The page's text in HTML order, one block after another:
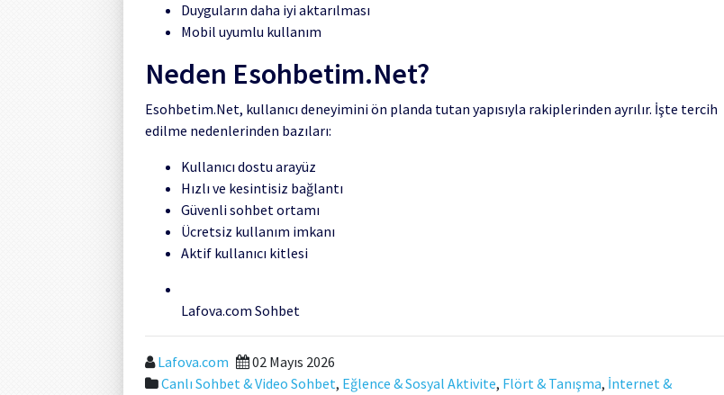
Duyguların daha iyi aktarılması
Mobil uyumlu kullanım
Neden Esohbetim.Net?
Esohbetim.Net, kullanıcı deneyimini ön planda tutan yapısıyla rakiplerinden ayrılır. İşte tercih
edilme nedenlerinden bazıları:
Kullanıcı dostu arayüz
Hızlı ve kesintisiz bağlantı
Güvenli sohbet ortamı
Ücretsiz kullanım imkanı
Aktif kullanıcı kitlesi
Lafova.com Sohbet
Lafova.com
02 Mayıs 2026
Canlı Sohbet & Video Sohbet, Eğlence & Sosyal Aktivite, Flört & Tanışma, İnternet &